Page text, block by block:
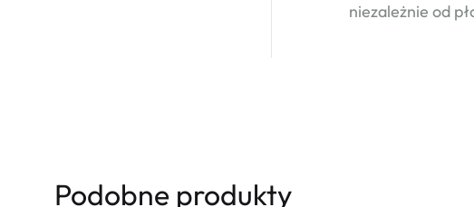
niezależnie od
Podobne produkty